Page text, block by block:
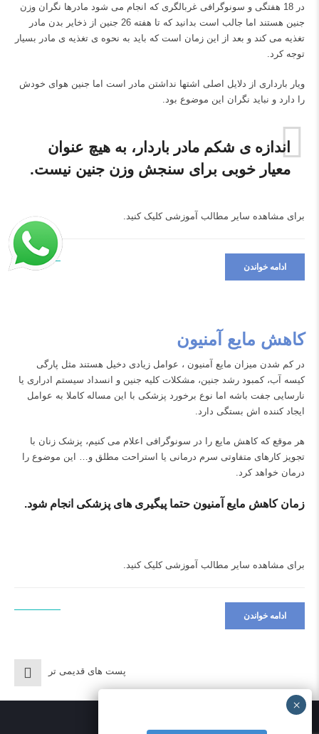
در 18 هفتگی و سونوگرافی غربالگری که انجام می شود مادرها نگران وزن
جنین هستند اما جالب است بدانید که تا هفته 26 جنین از ذخایر بدن مادر
تغذیه می کند و بعد از این زمان است که باید به نحوه ی تغذیه ی مادر بسیار
توجه کرد.
ویار بارداری از دلایل اصلی اشتها نداشتن مادر است اما جنین هوای خودش
را دارد و نباید نگران این موضوع بود.
اندازه ی شکم مادر باردار، به هیچ عنوان
معیار خوبی برای سنجش وزن جنین نیست.
برای مشاهده سایر مطالب آموزشیکلیک کنید.
ادامه خواندن
کاهش مایع آمنیون
در کم شدن میزان مایع آمنیون ، عوامل زیادی دخیل هستند مثل پارگی
کیسه آب، کمبود رشد جنین، مشکلات کلیه جنین و انسداد سیستم ادراری یا
نارسایی جفت باشه اما نوع برخورد پزشکی با این مساله کاملا به عوامل
ایجاد کننده اش بستگی دارد.
هر موقع که کاهش مایع را در سونوگرافی اعلام می کنیم، پزشک زنان با
تجویز کارهای متفاوتی سرم درمانی یا استراحت مطلق و… این موضوع را
درمان خواهد کرد.
زمان کاهش مایع آمنیون حتما پیگیری های پزشکی انجام شود.
برای مشاهده سایر مطالب آموزشیکلیک کنید.
ادامه خواندن
پست های قدیمی تر